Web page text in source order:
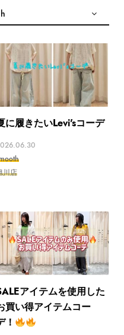
に履きたいLevi'sコーデ
川店
アイテムを使用した
買い得アイテムコー
！